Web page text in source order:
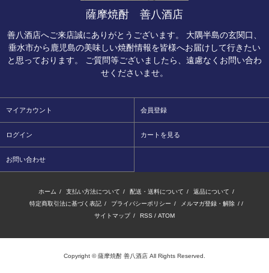
薩摩焼酎 善八酒店
善八酒店へご来店誠にありがとうございます。 大隅半島の玄関口、
垂水市から鹿児島の美味しい焼酎情報を皆様へお届けして行きたい
と思っております。 ご質問等ございましたら、遠慮なくお問い合わ
せくださいませ。
マイアカウント 会員登録
ログイン カートを見る
お問い合わせ
ホーム / 支払い方法について / 配送・送料について / 返品について /
特定商取引法に基づく表記 / プライバシーポリシー / メルマガ登録・解除 / /
サイトマップ / RSS / ATOM
Copyright © 薩摩焼酎 善八酒店 All Rights Reserved.